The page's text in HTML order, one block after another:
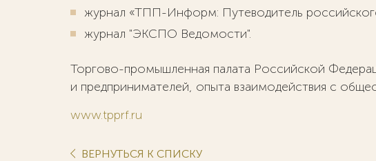
журнал «ТПП-Информ: Путеводитель
журнал "ЭКСПО Ведомости".
Торгово-промышленная палата Российской
и предпринимателей, опыта взаимодействия с
www.tpprf.ru
ВЕРНУТЬСЯ К СПИСКУ